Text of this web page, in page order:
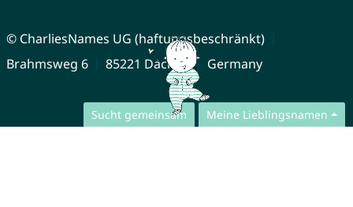
Sucht gemeinsam Meine Lieblingsnamen
© CharliesNames UG (haftungsbeschränkt)
Brahmsweg 6
85221 Dachau Germany